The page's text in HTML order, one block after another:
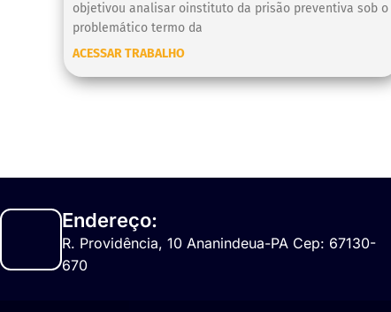
objetivou analisar oinstituto da prisão preventiva sob o
problemático termo da
ACESSAR TRABALHO
Endereço:
R. Providência, 10 Ananindeua-PA Cep: 67130-
670